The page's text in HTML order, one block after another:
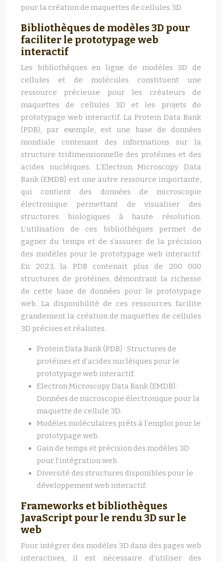
pour la création de maquettes de cellules 3D.
Bibliothèques de modèles 3D pour
faciliter le prototypage web
interactif
Les bibliothèques en ligne de modèles 3D de
cellules et de molécules constituent une
ressource précieuse pour les créateurs de
maquettes de cellules 3D et les projets de
prototypage web interactif. La Protein Data Bank
(PDB), par exemple, est une base de données
mondiale contenant des informations sur la
structure tridimensionnelle des protéines et des
acides nucléiques. L’Electron Microscopy Data
Bank (EMDB) est une autre ressource importante,
qui contient des données de microscopie
électronique permettant de visualiser des
structures biologiques à haute résolution.
L’utilisation de ces bibliothèques permet de
gagner du temps et de s’assurer de la précision
des modèles pour le prototypage web interactif.
En 2023, la PDB contenait plus de 200 000
structures de protéines, démontrant la richesse
de cette base de données pour le prototypage
web. La disponibilité de ces ressources facilite
grandement la création de maquettes de cellules
3D précises et réalistes.
Protein Data Bank (PDB) : Structures de
protéines et d’acides nucléiques pour le
prototypage web interactif.
Electron Microscopy Data Bank (EMDB) :
Données de microscopie électronique pour la
maquette de cellule 3D.
Modèles moléculaires prêts à l’emploi pour le
prototypage web.
Gain de temps et précision des modèles 3D
pour l’intégration web.
Diversité des structures disponibles pour le
développement web interactif.
Frameworks et bibliothèques
JavaScript pour le rendu 3D sur le
web
Pour intégrer des modèles 3D dans des pages web
interactives, il est nécessaire d’utiliser des